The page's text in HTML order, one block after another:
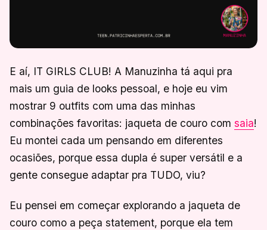
E aí, IT GIRLS CLUB! A Manuzinha tá aqui pra
mais um guia de looks pessoal, e hoje eu vim
mostrar 9 outfits com uma das minhas
combinações favoritas: jaqueta de couro com saia!
Eu montei cada um pensando em diferentes
ocasiões, porque essa dupla é super versátil e a
gente consegue adaptar pra TUDO, viu?
Eu pensei em começar explorando a jaqueta de
couro como a peça statement, porque ela tem